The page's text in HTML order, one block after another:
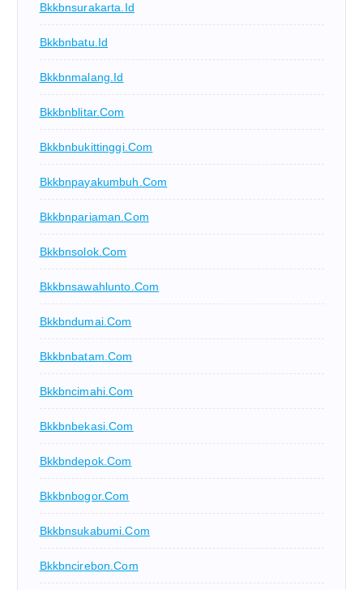
Bkkbnsurakarta.id
Bkkbnbatu.id
Bkkbnmalang.id
Bkkbnblitar.com
Bkkbnbukittinggi.com
Bkkbnpayakumbuh.com
Bkkbnpariaman.com
Bkkbnsolok.com
Bkkbnsawahlunto.com
Bkkbndumai.com
Bkkbnbatam.com
Bkkbncimahi.com
Bkkbnbekasi.com
Bkkbndepok.com
Bkkbnbogor.com
Bkkbnsukabumi.com
Bkkbncirebon.com